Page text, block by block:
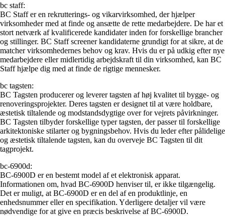
bc staff:
BC Staff er en rekrutterings- og vikarvirksomhed, der hjælper
virksomheder med at finde og ansætte de rette medarbejdere. De har et
stort netværk af kvalificerede kandidater inden for forskellige brancher
og stillinger. BC Staff screener kandidaterne grundigt for at sikre, at de
matcher virksomhedernes behov og krav. Hvis du er på udkig efter nye
medarbejdere eller midlertidig arbejdskraft til din virksomhed, kan BC
Staff hjælpe dig med at finde de rigtige mennesker.
bc tagsten:
BC Tagsten producerer og leverer tagsten af høj kvalitet til bygge- og
renoveringsprojekter. Deres tagsten er designet til at være holdbare,
æstetisk tiltalende og modstandsdygtige over for vejrets påvirkninger.
BC Tagsten tilbyder forskellige typer tagsten, der passer til forskellige
arkitektoniske stilarter og bygningsbehov. Hvis du leder efter pålidelige
og æstetisk tiltalende tagsten, kan du overveje BC Tagsten til dit
tagprojekt.
bc-6900d:
BC-6900D er en bestemt model af et elektronisk apparat.
Informationen om, hvad BC-6900D henviser til, er ikke tilgængelig.
Det er muligt, at BC-6900D er en del af en produktlinje, en
enhedsnummer eller en specifikation. Yderligere detaljer vil være
nødvendige for at give en præcis beskrivelse af BC-6900D.